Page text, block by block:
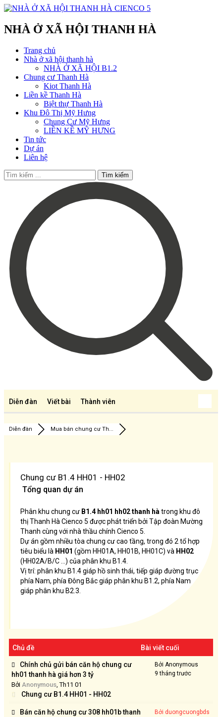
NHÀ Ở XÃ HỘI THANH HÀ
Trang chủ
Nhà ở xã hội thanh hà
NHÀ Ở XÃ HỘI B1.2
Chung cư Thanh Hà
Kiot Thanh Hà
Liền kề Thanh Hà
Biệt thự Thanh Hà
Khu Đô Thị Mỹ Hưng
Chung Cư Mỹ Hưng
LIỀN KỀ MỸ HƯNG
Tin tức
Dự án
Liên hệ
Diễn đàn Viết bài Thành viên
Diễn đàn Mua bán chung cư Th...
Chung cư B1.4 HH01 - HH02
Tổng quan dự án
Phân khu chung cư B1.4 hh01 hh02 thanh hà trong khu đô
thị Thanh Hà Cienco 5 được phát triển bởi Tập đoàn Mường
Thanh cùng với nhà thầu chính Cienco 5.
Dự án gồm nhiều tòa chung cư cao tầng, trong đó 2 tổ hợp
tiêu biểu là HH01 (gồm HH01A, HH01B, HH01C) và HH02
(HH02A/B/C …) của phân khu B1.4.
Vị trí: phân khu B1.4 giáp hồ sinh thái, tiếp giáp đường trục
phía Nam, phía Đông Bắc giáp phân khu B1.2, phía Nam
giáp phân khu B2.3.
Chủ đề Bài viết cuối
Chính chủ gửi bán căn hộ chung cư
hh01 thanh hà giá hơn 3 tỷ
Bởi Anonymous, Th11 01
Chung cư B1.4 HH01 - HH02
Bởi Anonymous
9 tháng trước
Bán căn hộ chung cư 308 hh01b thanh
Bởi duongcuongbds